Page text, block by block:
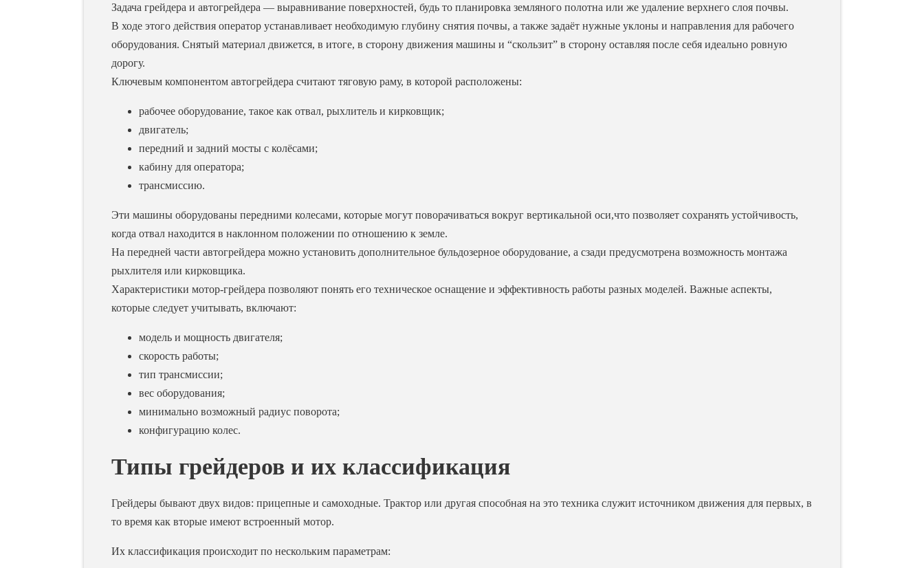
Задача грейдера и автогрейдера — выравнивание поверхностей, будь то планировка земляного полотна или же удаление верхнего слоя почвы.
В ходе этого действия оператор устанавливает необходимую глубину снятия почвы, а также задаёт нужные уклоны и направления для рабочего
оборудования. Снятый материал движется, в итоге, в сторону движения машины и “скользит” в сторону оставляя после себя идеально ровную
дорогу.
Ключевым компонентом автогрейдера считают тяговую раму, в которой расположены:
рабочее оборудование, такое как отвал, рыхлитель и кирковщик;
двигатель;
передний и задний мосты с колёсами;
кабину для оператора;
трансмиссию.
Эти машины оборудованы передними колесами, которые могут поворачиваться вокруг вертикальной оси,что позволяет сохранять устойчивость,
когда отвал находится в наклонном положении по отношению к земле.
На передней части автогрейдера можно установить дополнительное бульдозерное оборудование, а сзади предусмотрена возможность монтажа
рыхлителя или кирковщика.
Характеристики мотор-грейдера позволяют понять его техническое оснащение и эффективность работы разных моделей. Важные аспекты,
которые следует учитывать, включают:
модель и мощность двигателя;
скорость работы;
тип трансмиссии;
вес оборудования;
минимально возможный радиус поворота;
конфигурацию колес.
Типы грейдеров и их классификация
Грейдеры бывают двух видов: прицепные и самоходные. Трактор или другая способная на это техника служит источником движения для первых, в
то время как вторые имеют встроенный мотор.
Их классификация происходит по нескольким параметрам: